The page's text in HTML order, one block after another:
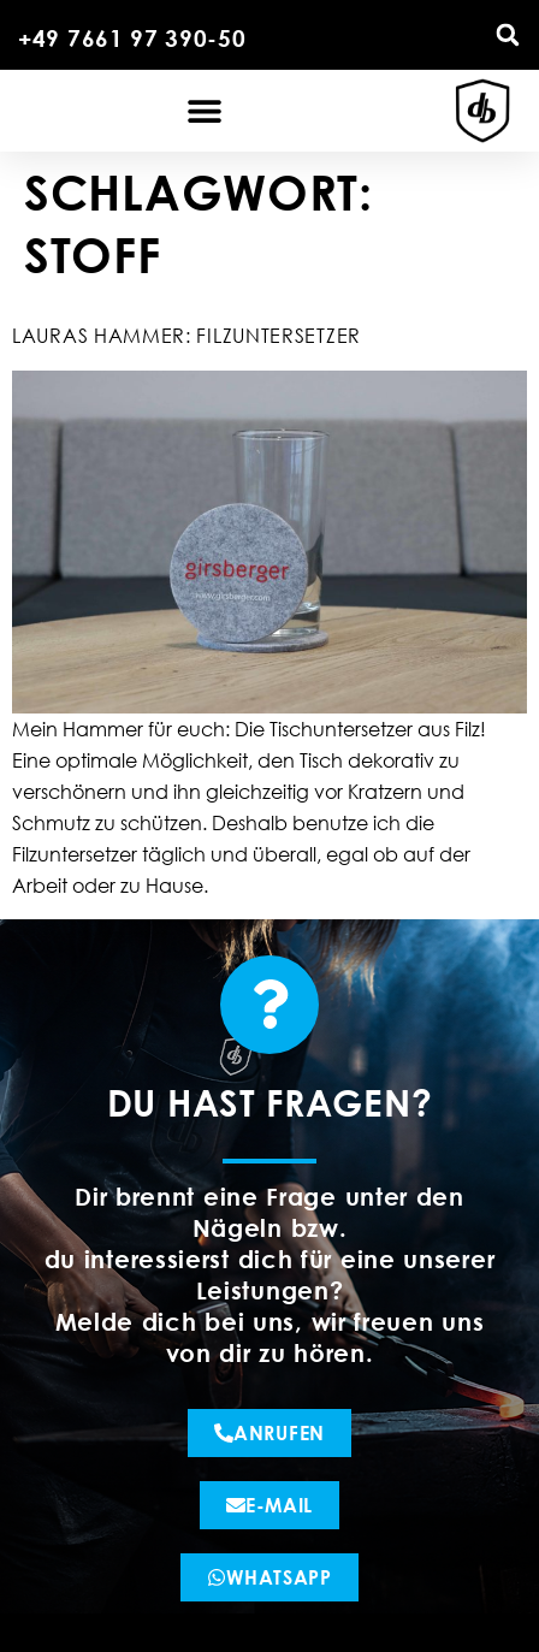
+49 7661 97 390-50
SCHLAGWORT:
STOFF
LAURAS HAMMER: FILZUNTERSETZER
Mein Hammer für euch: Die Tischuntersetzer aus Filz!
Eine optimale Möglichkeit, den Tisch dekorativ zu
verschönern und ihn gleichzeitig vor Kratzern und
Schmutz zu schützen. Deshalb benutze ich die
Filzuntersetzer täglich und überall, egal ob auf der
Arbeit oder zu Hause.
DU HAST FRAGEN?
Dir brennt eine Frage unter den
Nägeln bzw.
du interessierst dich für eine unserer
Leistungen?
Melde dich bei uns, wir freuen uns
von dir zu hören.
ANRUFEN
E-MAIL
WHATSAPP